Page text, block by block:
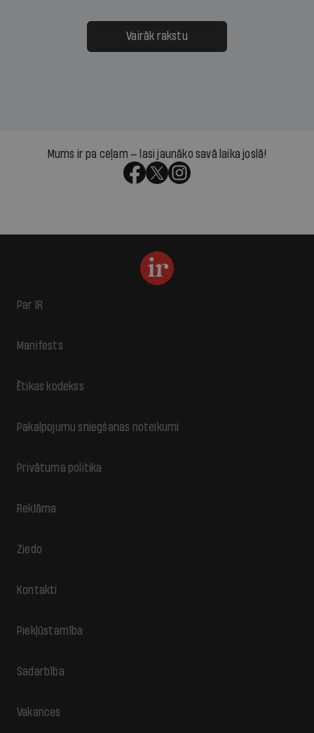
Vairāk rakstu
Mums ir pa ceļam — lasi jaunāko savā laika joslā!
Par IR
Manifests
Ētikas kodekss
Pakalpojumu sniegšanas noteikumi
Privātuma politika
Reklāma
Ziedo
Kontakti
Piekļūstamība
Sadarbība
Vakances